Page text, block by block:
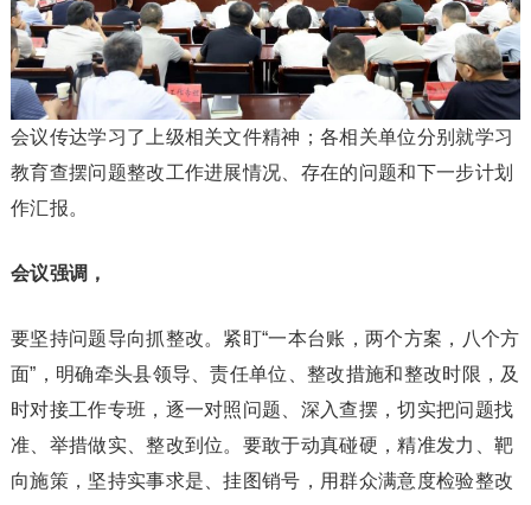
会议传达学习了上级相关文件精神；各相关单位分别就学习
教育查摆问题整改工作进展情况、存在的问题和下一步计划
作汇报。
会议强调，
要坚持问题导向抓整改。紧盯“一本台账，两个方案，八个方
面”，明确牵头县领导、责任单位、整改措施和整改时限，及
时对接工作专班，逐一对照问题、深入查摆，切实把问题找
准、举措做实、整改到位。要敢于动真碰硬，精准发力、靶
向施策，坚持实事求是、挂图销号，用群众满意度检验整改